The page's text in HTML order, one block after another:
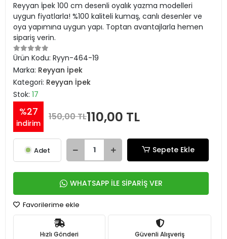
Reyyan İpek 100 cm desenli oyalık yazma modelleri
uygun fiyatlarla! %100 kaliteli kumaş, canlı desenler ve
oya yapımına uygun yapı. Toptan avantajlarla hemen
sipariş verin.
Ürün Kodu: Ryyn-464-19
Marka: Reyyan İpek
Kategori: Reyyan İpek
Stok: 17
%27
indirim
150,00 TL110,00 TL
Adet Sepete Ekle
WHATSAPP İLE SİPARİŞ VER
Favorilerime ekle
Hızlı Gönderi Güvenli Alışveriş